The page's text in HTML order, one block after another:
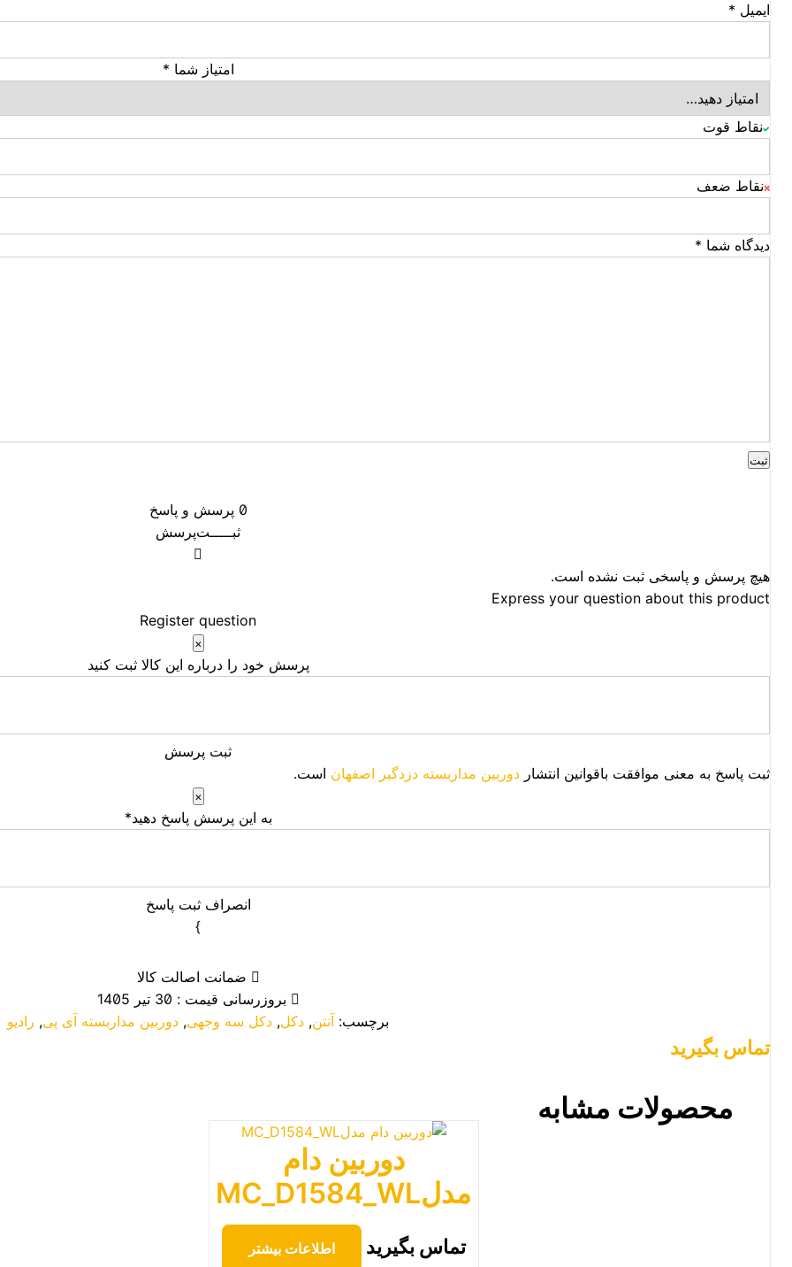
ایمیل *
امتیاز شما *
نقاط قوت
نقاط ضعف
دیدگاه شما *
0 پرسش و پاسخ
ثبـــــت‌پرسش
هیچ پرسش و پاسخی ثبت نشده است.
Express your question about this product
Register question
×
پرسش خود را درباره این کالا ثبت کنید
ثبت پرسش
ثبت پاسخ به معنی موافقت باقوانین انتشار دوربین مداربسته دزدگیر اصفهان است.
×
به این پرسش پاسخ دهید*
انصراف ثبت پاسخ
}
ضمانت اصالت کالا
بروزرسانی قیمت : 30 تیر 1405
برچسب: آنتن, دکل, دکل سه وجهی, دوربین مداربسته آی پی, رادیو
تماس بگیرید
محصولات مشابه
دوربین دام
مدلMC_D1584_WL
تماس بگیرید اطلاعات بیشتر